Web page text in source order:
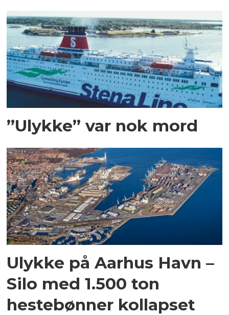
”Ulykke” var nok mord
Ulykke på Aarhus Havn –
Silo med 1.500 ton
hestebønner kollapset